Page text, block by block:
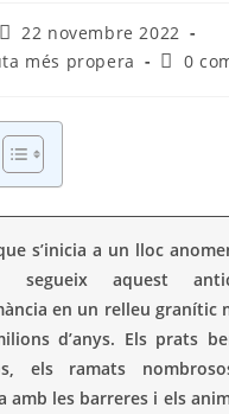
22 novembre 2022
més propera 0
s’inicia a un lloc
segueix aquest
en un relleu granític
d’anys. Els prats
els ramats
amb les barreres i els